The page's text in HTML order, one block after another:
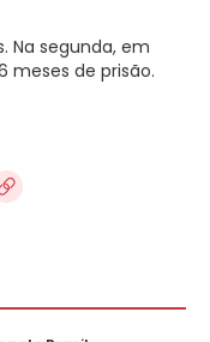
Na segunda, em
meses de prisão.